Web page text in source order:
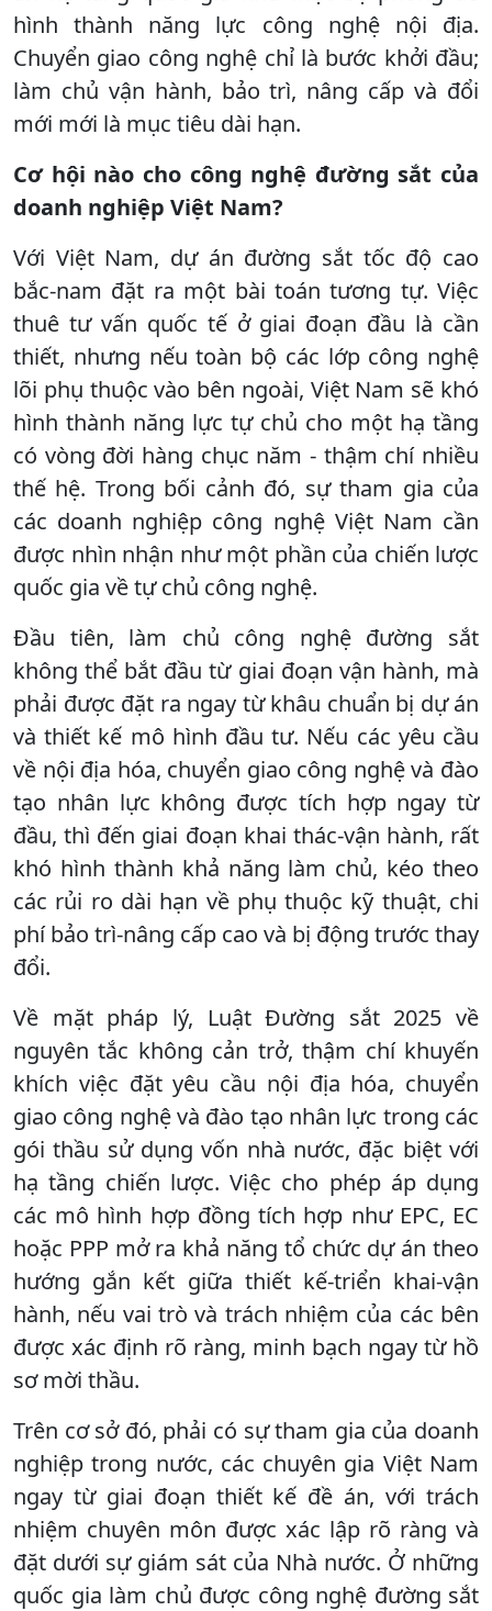
hình thành năng lực công nghệ nội địa.
Chuyển giao công nghệ chỉ là bước khởi đầu;
làm chủ vận hành, bảo trì, nâng cấp và đổi
mới mới là mục tiêu dài hạn.
Cơ hội nào cho công nghệ đường sắt của
doanh nghiệp Việt Nam?
Với Việt Nam, dự án đường sắt tốc độ cao
bắc-nam đặt ra một bài toán tương tự. Việc
thuê tư vấn quốc tế ở giai đoạn đầu là cần
thiết, nhưng nếu toàn bộ các lớp công nghệ
lõi phụ thuộc vào bên ngoài, Việt Nam sẽ khó
hình thành năng lực tự chủ cho một hạ tầng
có vòng đời hàng chục năm - thậm chí nhiều
thế hệ. Trong bối cảnh đó, sự tham gia của
các doanh nghiệp công nghệ Việt Nam cần
được nhìn nhận như một phần của chiến lược
quốc gia về tự chủ công nghệ.
Đầu tiên, làm chủ công nghệ đường sắt
không thể bắt đầu từ giai đoạn vận hành, mà
phải được đặt ra ngay từ khâu chuẩn bị dự án
và thiết kế mô hình đầu tư. Nếu các yêu cầu
về nội địa hóa, chuyển giao công nghệ và đào
tạo nhân lực không được tích hợp ngay từ
đầu, thì đến giai đoạn khai thác-vận hành, rất
khó hình thành khả năng làm chủ, kéo theo
các rủi ro dài hạn về phụ thuộc kỹ thuật, chi
phí bảo trì-nâng cấp cao và bị động trước thay
đổi.
Về mặt pháp lý, Luật Đường sắt 2025 về
nguyên tắc không cản trở, thậm chí khuyến
khích việc đặt yêu cầu nội địa hóa, chuyển
giao công nghệ và đào tạo nhân lực trong các
gói thầu sử dụng vốn nhà nước, đặc biệt với
hạ tầng chiến lược. Việc cho phép áp dụng
các mô hình hợp đồng tích hợp như EPC, EC
hoặc PPP mở ra khả năng tổ chức dự án theo
hướng gắn kết giữa thiết kế-triển khai-vận
hành, nếu vai trò và trách nhiệm của các bên
được xác định rõ ràng, minh bạch ngay từ hồ
sơ mời thầu.
Trên cơ sở đó, phải có sự tham gia của doanh
nghiệp trong nước, các chuyên gia Việt Nam
ngay từ giai đoạn thiết kế đề án, với trách
nhiệm chuyên môn được xác lập rõ ràng và
đặt dưới sự giám sát của Nhà nước. Ở những
quốc gia làm chủ được công nghệ đường sắt